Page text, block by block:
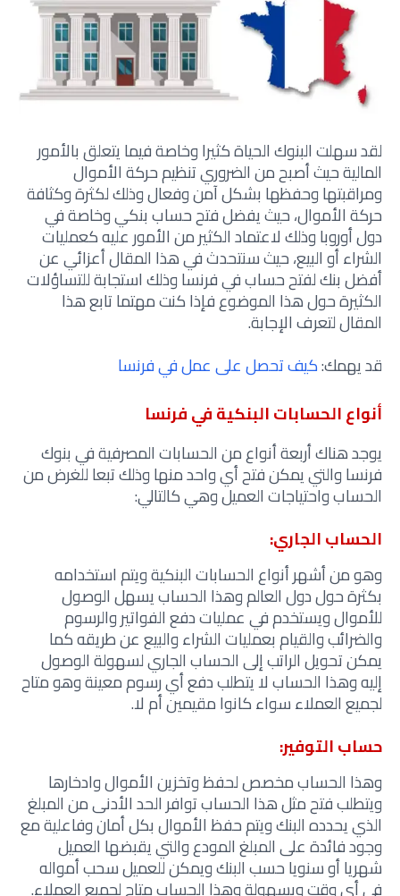
لقد سهلت البنوك الحياة كثيرا وخاصة فيما يتعلق بالأمور
المالية حيث أصبح من الضروري تنظيم حركة الأموال
ومراقبتها وحفظها بشكل آمن وفعال وذلك لكثرة وكثافة
حركة الأموال، حيث يفضل فتح حساب بنكي وخاصة في
دول أوروبا وذلك لاعتماد الكثير من الأمور عليه كعمليات
الشراء أو البيع، حيث سنتحدث في هذا المقال أعزائي عن
أفضل بنك لفتح حساب في فرنسا وذلك استجابة للتساؤلات
الكثيرة حول هذا الموضوع فإذا كنت مهتما تابع هذا
المقال لتعرف الإجابة.
قد يهمك:كيف تحصل على عمل في فرنسا
أنواع الحسابات البنكية في فرنسا
يوجد هناك أربعة أنواع من الحسابات المصرفية في بنوك
فرنسا والتي يمكن فتح أي واحد منها وذلك تبعا للغرض من
الحساب واحتياجات العميل وهي كالتالي:
الحساب الجاري:
وهو من أشهر أنواع الحسابات البنكية ويتم استخدامه
بكثرة حول دول العالم وهذا الحساب يسهل الوصول
للأموال ويستخدم في عمليات دفع الفواتير والرسوم
والضرائب والقيام بعمليات الشراء والبيع عن طريقه كما
يمكن تحويل الراتب إلى الحساب الجاري لسهولة الوصول
إليه وهذا الحساب لا يتطلب دفع أي رسوم معينة وهو متاح
لجميع العملاء سواء كانوا مقيمين أم لا.
حساب التوفير:
وهذا الحساب مخصص لحفظ وتخزين الأموال وادخارها
ويتطلب فتح مثل هذا الحساب توافر الحد الأدنى من المبلغ
الذي يحدده البنك ويتم حفظ الأموال بكل أمان وفاعلية مع
وجود فائدة على المبلغ المودع والتي يقبضها العميل
شهريا أو سنويا حسب البنك ويمكن للعميل سحب أمواله
في أي وقت وبسهولة وهذا الحساب متاح لجميع العملاء.